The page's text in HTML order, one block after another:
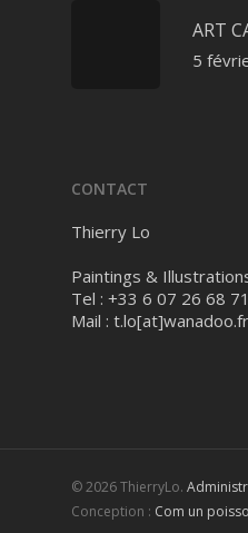
ART
5
CONTACT
Thierry Lo
Paintings &
Tel : +33 6 07 26 68 71
Mail : t.lo[at]wanadoo.fr
© 2026 ThierryLo.
Conception : Com un